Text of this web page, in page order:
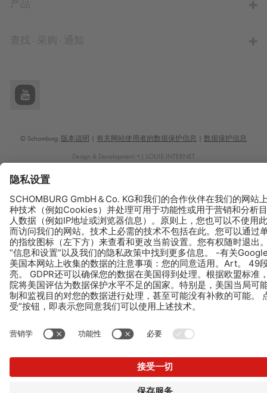
© Schomburg. 版本说明 有关网站使用者的数据保护信息 数据保护信息
Design & Development +| LOUIS INTERNET